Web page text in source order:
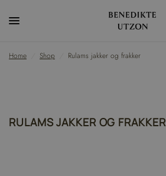
Home Shop Rulams jakker og frakker
RULAMS JAKKER OG FRAKKER